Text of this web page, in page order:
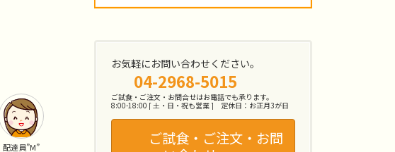
配達員”M”
お気軽にお問い合わせください。
04-2968-5015
ご試食・ご注文・お問合せはお電話でも承ります。
8:00-18:00 [ 土・日・祝も営業 ] 定休日：お正月3が日
ご試食・ご注文・お問